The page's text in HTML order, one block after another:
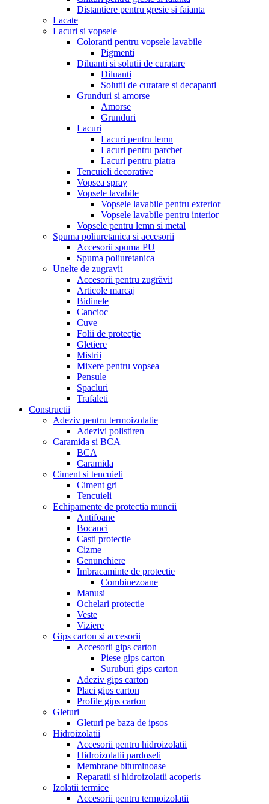
Distantiere pentru gresie si faianta
Lacate
Lacuri si vopsele
Coloranti pentru vopsele lavabile
Pigmenti
Diluanti si solutii de curatare
Diluanti
Solutii de curatare si decapanti
Grunduri si amorse
Amorse
Grunduri
Lacuri
Lacuri pentru lemn
Lacuri pentru parchet
Lacuri pentru piatra
Tencuieli decorative
Vopsea spray
Vopsele lavabile
Vopsele lavabile pentru exterior
Vopsele lavabile pentru interior
Vopsele pentru lemn si metal
Spuma poliuretanica si accesorii
Accesorii spuma PU
Spuma poliuretanica
Unelte de zugravit
Accesorii pentru zugrăvit
Articole marcaj
Bidinele
Cancioc
Cuve
Folii de protecție
Gletiere
Mistrii
Mixere pentru vopsea
Pensule
Spacluri
Trafaleti
Constructii
Adeziv pentru termoizolatie
Adezivi polistiren
Caramida si BCA
BCA
Caramida
Ciment si tencuieli
Ciment gri
Tencuieli
Echipamente de protectia muncii
Antifoane
Bocanci
Casti protectie
Cizme
Genunchiere
Imbracaminte de protectie
Combinezoane
Manusi
Ochelari protectie
Veste
Viziere
Gips carton si accesorii
Accesorii gips carton
Piese gips carton
Suruburi gips carton
Adeziv gips carton
Placi gips carton
Profile gips carton
Gleturi
Gleturi pe baza de ipsos
Hidroizolatii
Accesorii pentru hidroizolatii
Hidroizolatii pardoseli
Membrane bituminoase
Reparatii si hidroizolatii acoperis
Izolatii termice
Accesorii pentru termoizolatii